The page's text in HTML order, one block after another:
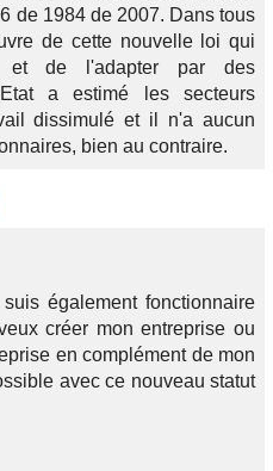
de 1984 de 2007. Dans tous
de cette nouvelle loi qui
et de l'adapter par des
a estimé les secteurs
dissimulé et il n'a aucun
bien au contraire.
également fonctionnaire
créer mon entreprise ou
en complément de mon
avec ce nouveau statut